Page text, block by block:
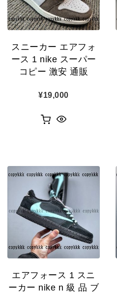
スニーカー エアフォ
ース 1 nike スーパー
コピー 激安 通販
¥19,000
エアフォース 1 スニ
ーカー nike n 級 品 ブ